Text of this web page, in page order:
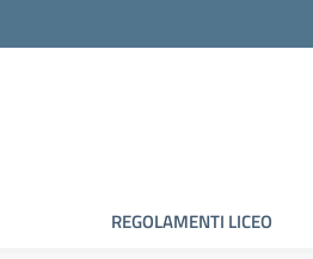
REGOLAMENTI LICEO